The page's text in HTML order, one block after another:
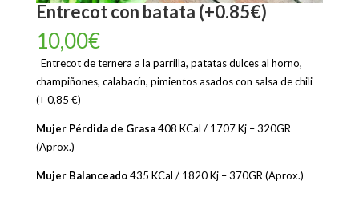
Entrecot con batata (+0.85€)
10,00€
Entrecot de ternera a la parrilla, patatas dulces al horno,
champiñones, calabacín, pimientos asados con salsa de chili
(+ 0,85 €)
Mujer Pérdida de Grasa408 KCal / 1707 Kj – 320GR
(Aprox.)
Mujer Balanceado435 KCal / 1820 Kj – 370GR (Aprox.)